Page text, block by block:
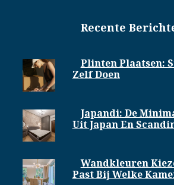
Recente
Plinten Plaatsen:
Zelf Doen
Japandi: De
Uit Japan En
Wandkleuren
Past Bij Welke